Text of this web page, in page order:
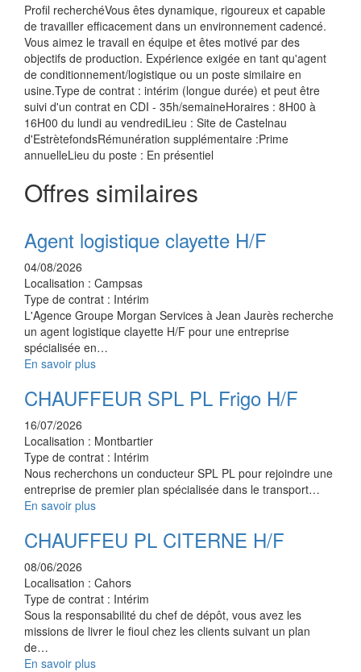
Profil recherchéVous êtes dynamique, rigoureux et capable
de travailler efficacement dans un environnement cadencé.
Vous aimez le travail en équipe et êtes motivé par des
objectifs de production. Expérience exigée en tant qu'agent
de conditionnement/logistique ou un poste similaire en
usine.Type de contrat : intérim (longue durée) et peut être
suivi d'un contrat en CDI - 35h/semaineHoraires : 8H00 à
16H00 du lundi au vendrediLieu : Site de Castelnau
d'EstrètefondsRémunération supplémentaire :Prime
annuelleLieu du poste : En présentiel
Offres similaires
Agent logistique clayette H/F
04/08/2026
Localisation : Campsas
Type de contrat : Intérim
L'Agence Groupe Morgan Services à Jean Jaurès recherche
un agent logistique clayette H/F pour une entreprise
spécialisée en…
En savoir plus
CHAUFFEUR SPL PL Frigo H/F
16/07/2026
Localisation : Montbartier
Type de contrat : Intérim
Nous recherchons un conducteur SPL PL pour rejoindre une
entreprise de premier plan spécialisée dans le transport…
En savoir plus
CHAUFFEU PL CITERNE H/F
08/06/2026
Localisation : Cahors
Type de contrat : Intérim
Sous la responsabilité du chef de dépôt, vous avez les
missions de livrer le fioul chez les clients suivant un plan
de…
En savoir plus